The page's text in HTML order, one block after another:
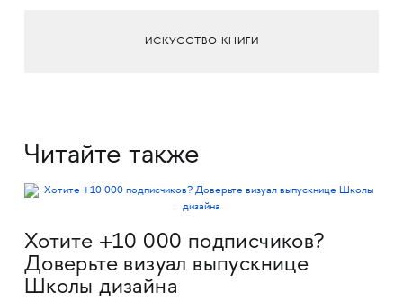
ИСКУССТВО КНИГИ
Читайте также
Хотите +10 000 подписчиков?
Доверьте визуал выпускнице
Школы дизайна